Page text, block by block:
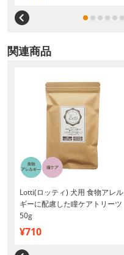
関連商品
Lotti(ロッティ) 犬用 食物アレル
ギーに配慮した瞳ケアトリーツ
50g
¥710